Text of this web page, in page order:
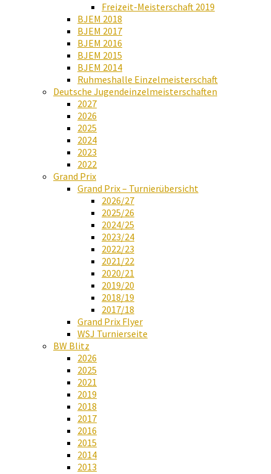
Freizeit-Meisterschaft 2019
BJEM 2018
BJEM 2017
BJEM 2016
BJEM 2015
BJEM 2014
Ruhmeshalle Einzelmeisterschaft
Deutsche Jugendeinzelmeisterschaften
2027
2026
2025
2024
2023
2022
Grand Prix
Grand Prix – Turnierübersicht
2026/27
2025/26
2024/25
2023/24
2022/23
2021/22
2020/21
2019/20
2018/19
2017/18
Grand Prix Flyer
WSJ Turnierseite
BW Blitz
2026
2025
2021
2019
2018
2017
2016
2015
2014
2013